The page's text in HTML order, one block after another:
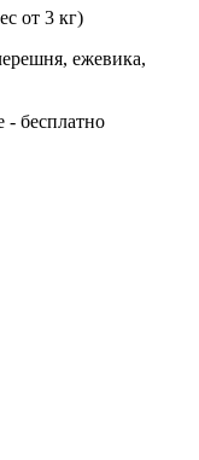
от 3 кг)
ежевика,
- бесплатно